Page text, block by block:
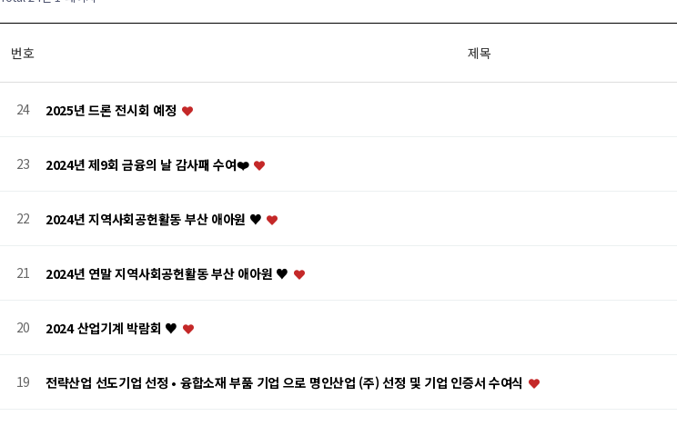
번호 제목
24 2025년 드론 전시회 예정
23 2024년 제9회 금융의 날 감사패 수여❤️
22 2024년 지역사회공헌활동 부산 애아원 ♥
21 2024년 연말 지역사회공헌활동 부산 애아원 ♥
20 2024 산업기계 박람회 ♥
19 전략산업 선도기업 선정 • 융합소재 부품 기업 으로 명인산업 (주) 선정 및 기업 인증서 수여식